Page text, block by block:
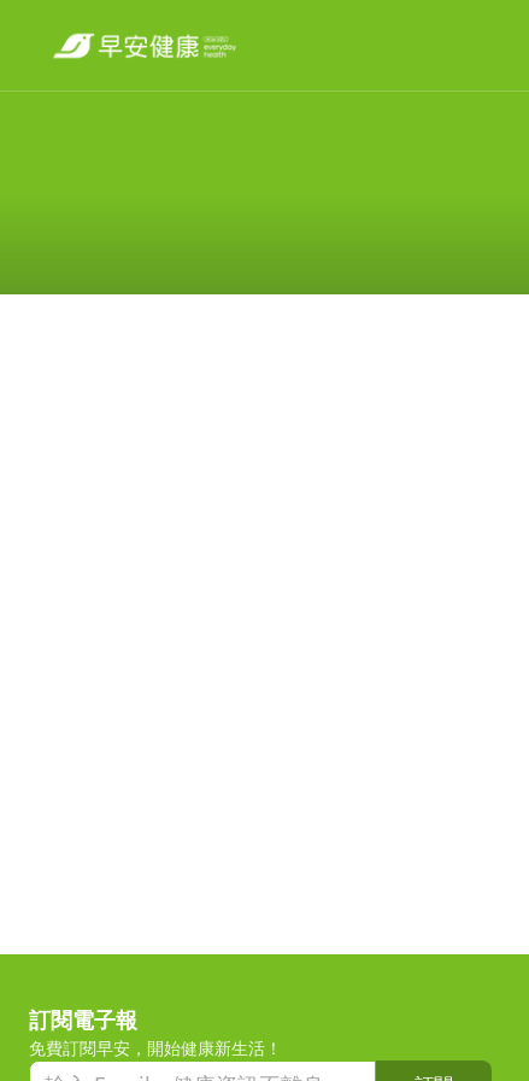
訂閱電子報
免費訂閱早安，開始健康新生活！